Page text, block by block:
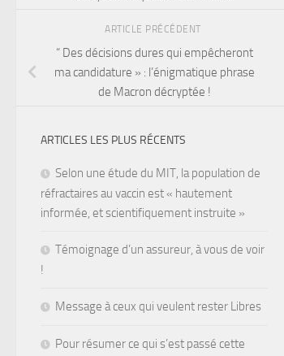
ARTICLE PRÉCÉDENT
“ Des décisions dures qui empêcheront
ma candidature » : l’énigmatique phrase
de Macron décryptée !
ARTICLES LES PLUS RÉCENTS
Selon une étude du MIT, la population de
réfractaires au vaccin est « hautement
informée, et scientifiquement instruite »
Témoignage d’un assureur, à vous de voir
!
Message à ceux qui veulent rester Libres
Pour résumer ce qui s’est passé cette